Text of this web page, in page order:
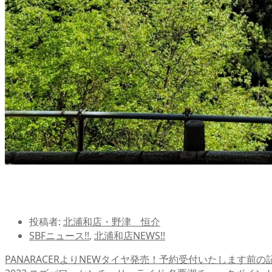
投稿者: 北浦和店・野津 恒介
SBFニュース!!, 北浦和店NEWS!!
PANARACERよりNEWタイヤ発売！予約受付いたします前の